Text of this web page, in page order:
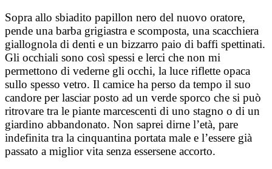
Sopra allo sbiadito papillon nero del nuovo oratore,
pende una barba grigiastra e scomposta, una scacchiera
giallognola di denti e un bizzarro paio di baffi spettinati.
Gli occhiali sono così spessi e lerci che non mi
permettono di vederne gli occhi, la luce riflette opaca
sullo spesso vetro. Il camice ha perso da tempo il suo
candore per lasciar posto ad un verde sporco che si può
ritrovare tra le piante marcescenti di uno stagno o di un
giardino abbandonato. Non saprei dirne l’età, pare
indefinita tra la cinquantina portata male e l’essere già
passato a miglior vita senza essersene accorto.